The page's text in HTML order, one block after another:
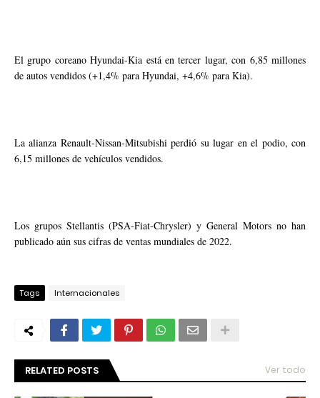
El grupo coreano Hyundai-Kia está en tercer lugar, con 6,85 millones
de autos vendidos (+1,4% para Hyundai, +4,6% para Kia).
La alianza Renault-Nissan-Mitsubishi perdió su lugar en el podio, con
6,15 millones de vehículos vendidos.
Los grupos Stellantis (PSA-Fiat-Chrysler) y General Motors no han
publicado aún sus cifras de ventas mundiales de 2022.
Tags Internacionales
RELATED POSTS Ver todo